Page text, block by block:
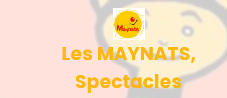
Les MAYNATS,
Spectacles